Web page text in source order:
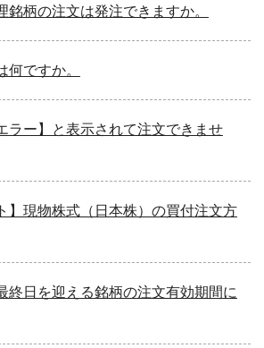
銘柄の注文は発注できますか。
何ですか。
ラー】と表示されて注文できませ
】現物株式（日本株）の買付注文方
終日を迎える銘柄の注文有効期間に